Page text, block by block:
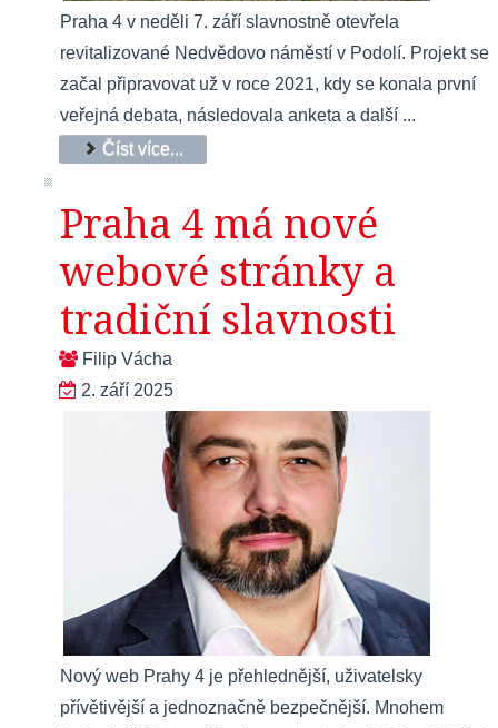
Praha 4 v neděli 7. září slavnostně otevřela
revitalizované Nedvědovo náměstí v Podolí. Projekt se
začal připravovat už v roce 2021, kdy se konala první
veřejná debata, následovala anketa a další ...
Číst více...
Praha 4 má nové
webové stránky a
tradiční slavnosti
Filip Vácha
2. září 2025
Nový web Prahy 4 je přehlednější, uživatelsky
přívětivější a jednoznačně bezpečnější. Mnohem